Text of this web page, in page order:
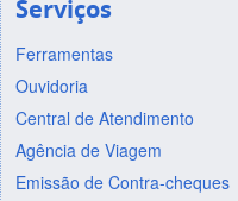
Serviços
Ferramentas
Ouvidoria
Central de Atendimento
Agência de Viagem
Emissão de Contra-cheques